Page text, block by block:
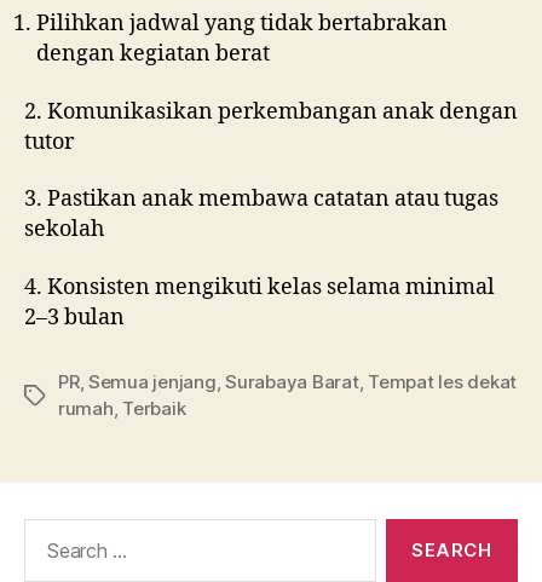
Pilihkan jadwal yang tidak bertabrakan
dengan kegiatan berat
2. Komunikasikan perkembangan anak dengan
tutor
3. Pastikan anak membawa catatan atau tugas
sekolah
4. Konsisten mengikuti kelas selama minimal
2–3 bulan
PR, Semua jenjang,Surabaya Barat, Tempat les dekat
rumah, Terbaik